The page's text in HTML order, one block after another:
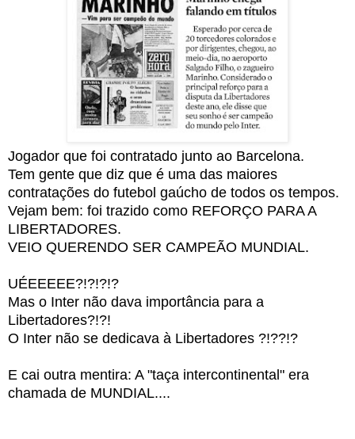
Jogador que foi contratado junto ao Barcelona.
Tem gente que diz que é uma das maiores
contratações do futebol gaúcho de todos os tempos.
Vejam bem: foi trazido como REFORÇO PARA A
LIBERTADORES.
VEIO QUERENDO SER CAMPEÃO MUNDIAL.
UÉEEEEE?!?!?!?
Mas o Inter não dava importância para a
Libertadores?!?!
O Inter não se dedicava à Libertadores ?!??!?
E cai outra mentira: A "taça intercontinental" era
chamada de MUNDIAL....